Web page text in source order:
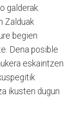
galderak.
Zalduak
begien
Dena posible
eskaintzen
ikusten dugun